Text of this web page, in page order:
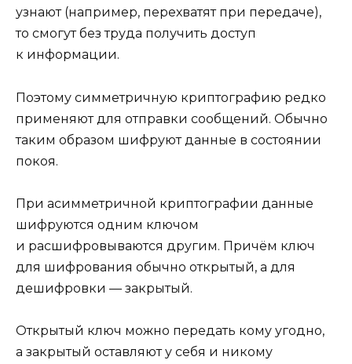
узнают (например, перехватят при передаче),
то смогут без труда получить доступ
к информации.
Поэтому симметричную криптографию редко
применяют для отправки сообщений. Обычно
таким образом шифруют данные в состоянии
покоя.
При асимметричной криптографии данные
шифруются одним ключом
и расшифровываются другим. Причём ключ
для шифрования обычно открытый, а для
дешифровки — закрытый.
Открытый ключ можно передать кому угодно,
а закрытый оставляют у себя и никому